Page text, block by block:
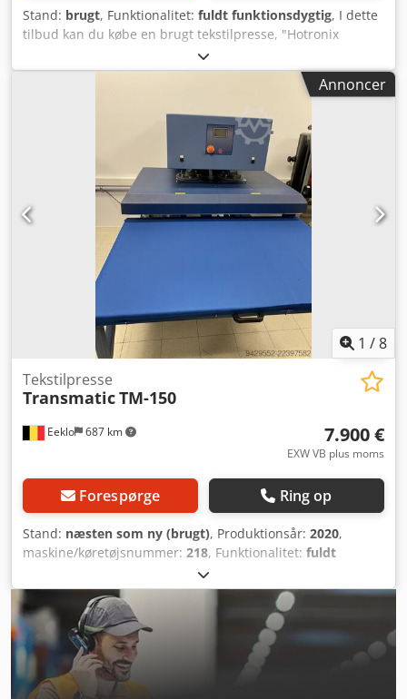
Stand: brugt, Funktionalitet: fuldt funktionsdygtig, I dette
tilbud kan du købe en brugt tekstilpresse, "Hotronix
Thermal Transfer Press XRF". Salgsobjekt: Cjdpszpwzusfx
Aniorf 1x Hotronix Thermal Transfer Press XRF med
følgende udstyr: inkl. kompressor Tilstand: Dette tilbud
vedrører en brugt maskine, som eventuelt kan have
brugsspor (små ridser eller misfarvninger). Maskinen er
blevet testet for funktionalitet. Emballering og forsendelse:
Du er velkommen til at komme og se maskinen i vores
åbningstid. Aftal venligst en tid! Sødygtig emballering og
verdensomspændende forsendelse er mulig efter
anmodning! Før forsendelse eller afhentning optages en
funktionsprøve på video, som du kan se. For yderligere
information er du velkommen til at kontakte os personligt.
Annoncer
1 /8
Eeklo 687 km
Tekstilpresse
TransmaticTM-150
7.900 €
EXW VB plus moms
Forespørge Ring op
Stand: næsten som ny (brugt), Produktionsår: 2020,
maskine/køretøjsnummer: 218, Funktionalitet: fuldt
, driftstimer:440 h
hk), indgangsspænding:400 V, indgangsfrekvens:50 Hz,
type indgangsstrøm:
, pressekraft:4 t
bordbredde:1.500 mm 1.000 mm,
stempelpladens bredde:
, stempel pladens
længde:1.000 mm 670 kg
mærkning, dokumentation / manual